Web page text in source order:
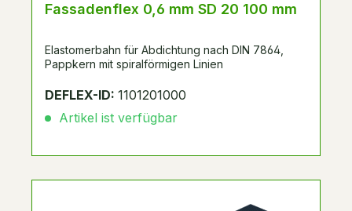
Fassadenflex 0,6 mm SD 20 100 mm
Elastomerbahn für Abdichtung nach DIN 7864,
Pappkern mit spiralförmigen Linien
DEFLEX-ID: 1101201000
Artikel ist verfügbar